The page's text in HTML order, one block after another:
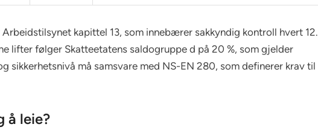
kapittel 13, som innebærer sakkyndig kontroll hvert 12.
lifter følger Skatteetatens saldogruppe d på 20 %, som gjelder
sikkerhetsnivå må samsvare med NS-EN 280, som definerer krav til
å leie?